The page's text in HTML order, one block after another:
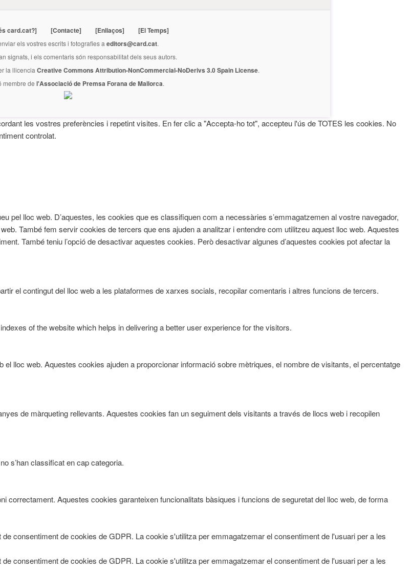
card.cat?] [Contacte] [Enllaços] [El Temps]
els vostres escrits i fotografies a editors@card.cat.
signats, i els comentaris són responsabilitat dels seus autors.
la llicencia Creative Commons Attribution-NonCommercial-NoDerivs 3.0 Spain License.
membre de l'Associació de Premsa Forana de Mallorca.
les vostres preferències i repetint visites. En fer clic a "Accepta-ho tot", accepteu l'ús de TOTES les cookies. No
controlat.
pel lloc web. D’aquestes, les cookies que es classifiquen com a necessàries s’emmagatzemen al vostre navegador,
També fem servir cookies de tercers que ens ajuden a analitzar i entendre com utilitzeu aquest lloc web. Aquestes
També teniu l’opció de desactivar aquestes cookies. Però desactivar algunes d’aquestes cookies pot afectar la
el contingut del lloc web a les plataformes de xarxes socials, recopilar comentaris i altres funcions de tercers.
of the website which helps in delivering a better user experience for the visitors.
lloc web. Aquestes cookies ajuden a proporcionar informació sobre mètriques, el nombre de visitants, el percentatge
de màrqueting rellevants. Aquestes cookies fan un seguiment dels visitants a través de llocs web i recopilen
s’han classificat en cap categoria.
Aquestes cookies garanteixen funcionalitats bàsiques i funcions de seguretat del lloc web, de forma
consentiment de cookies de GDPR. La cookie s'utilitza per emmagatzemar el consentiment de l'usuari per a les
consentiment de cookies de GDPR. La cookie s'utilitza per emmagatzemar el consentiment de l'usuari per a les